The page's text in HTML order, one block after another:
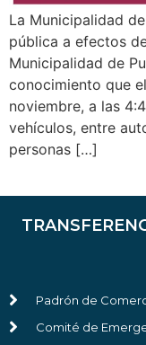
La Municipalidad
pública a efectos
Municipalidad de
conocimiento que
noviembre, a las
vehículos, entre
personas […]
Padrón de
Comité de